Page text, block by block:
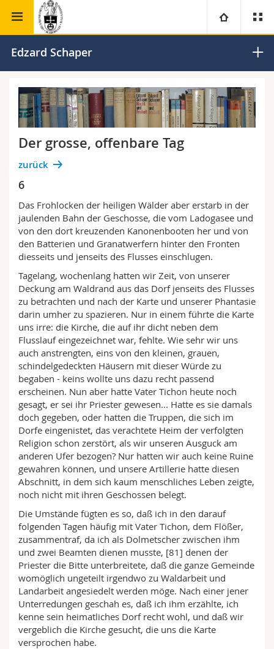
Universität
Campus
Forschung
Universität
Weiterbildung
Fakultäten
Theologische Fak.
Rechtswissenschaftliche Fak.
Philosophische Fak.
Fak. für Erziehungs- und Bildungswissenschaften
Math.-Nat. und Med. Fak.
Interfakultär
Informationen für
Studieninteressierte
Studierende
Medien
Forschende
Mitarbeitende
Doktorierende
Ressourcen
Ortsplan
Bibliotheken
Webmail
Vorlesungsverzeichnis
MyUnifr
Theologische Fakultät Institut für Ökumenische Studien
Edzard Schaper
Der grosse, offenbare Tag
zurück
6
Das Frohlocken der heiligen Wälder aber erstarb in der
jaulenden Bahn der Geschosse, die vom Ladogasee und
von den dort kreuzenden Kanonenbooten her und von
den Batterien und Granatwerfern hinter den Fronten
diesseits und jenseits des Flusses einschlugen.
Tagelang, wochenlang hatten wir Zeit, von unserer
Deckung am Waldrand aus das Dorf jenseits des Flusses
zu betrachten und nach der Karte und unserer Phantasie
darin umher zu spazieren. Nur in einem führte die Karte
uns irre: die Kirche, die auf ihr dicht neben dem
Flusslauf eingezeichnet war, fehlte. Wie sehr wir uns
auch anstrengten, eins von den kleinen, grauen,
schindelgedeckten Häusern mit dieser Würde zu
begaben - keins wollte uns dazu recht passend
erscheinen. Nun aber hatte Vater Tichon heute noch
gesagt, er sei ihr Priester gewesen... Hatte es sie damals
doch gegeben, oder hatten die Truppen, die sich im
Dorfe eingenistet, das verachtete Heim der verfolgten
Religion schon zerstört, als wir unseren Ausguck am
anderen Ufer bezogen? Nur hatten wir auch keine Ruine
gewahren können, und unsere Artillerie hatte diesen
Abschnitt, in dem sich kaum menschliches Leben zeigte,
noch nicht mit ihren Geschossen belegt.
Die Umstände fügten es so, daß ich in den darauf
folgenden Tagen häufig mit Vater Tichon, dem Flößer,
zusammentraf, da ich als Dolmetscher zwischen ihm
und zwei Beamten dienen musste, [81] denen der
Priester die Bitte unterbreitete, daß die ganze Gemeinde
womöglich ungeteilt irgendwo zu Waldarbeit und
Landarbeit angesiedelt werden möge. Nach einer jener
Unterredungen geschah es, daß ich ihm erzählte, ich
kenne sein heimatliches Dorf recht wohl, und daß wir
vergeblich die Kirche gesucht, die uns die Karte
versprochen habe.